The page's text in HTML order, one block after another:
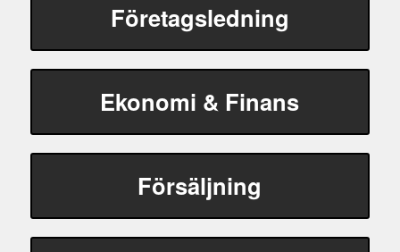
Företagsledning
Ekonomi & Finans
Försäljning